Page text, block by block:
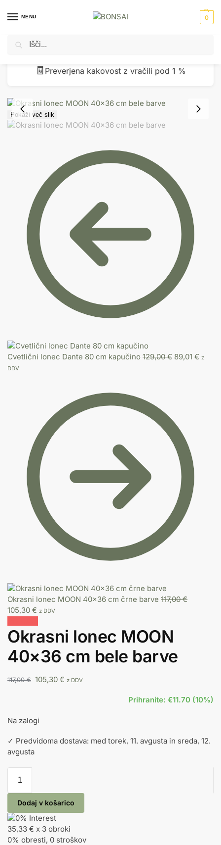
MENU 0
Domov / Okrasni lonci - cvetlična korita
🧾 Preverjena kakovost z vračili pod 1 %
Pokaži več slik
Cvetlični lonec Dante 80 cm kapučino 129,00€ 89,01 € z
DDV
Okrasni lonec MOON 40x36 cm črne barve 117,00€
105,30 € z DDV
Okrasni lonec MOON
40×36 cm bele barve
117,00€ 105,30 € z DDV
Prihranite: €11.70 (10%)
Na zalogi
✓ Predvidoma dostava: med torek, 11. avgusta in sreda, 12.
avgusta
Dodaj v košarico
35,33 € x 3 obroki
0% obresti, 0 stroškov